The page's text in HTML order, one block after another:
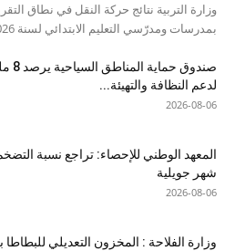
وزارة التربية نتائج حركة النقل في نطاق
بمدرسات ومدرّسي التعليم الابتدائي لسنة 2026.
صندوق
لدعم النظافة والتهيئة...
2026-08-06
المعهد الوطني للإحصاء: تراجع نسبة
شهر جويلية
2026-08-06
وزارة الفلاحة : المخزون التعديلي للبطاطا